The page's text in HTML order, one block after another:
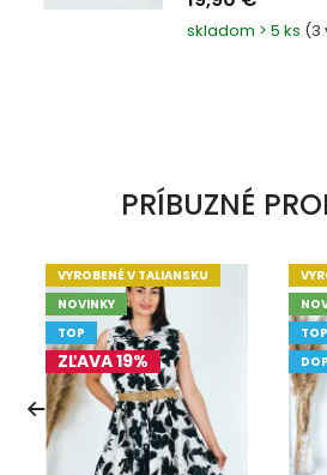
skladom > 5 ks (3
PRÍBUZNÉ
VYROBENÉ V TALIANSKU
NOVINKY
TOP
ZĽAVA 19%
TOP